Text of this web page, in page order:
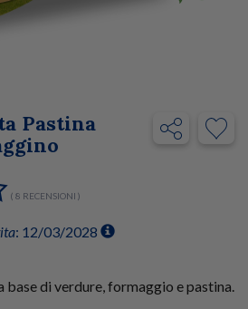
Pastina
( 8 RECENSIONI )
: 12/03/2028
base di verdure, formaggio e pastina.